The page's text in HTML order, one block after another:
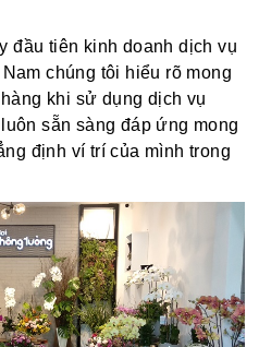
đầu tiên kinh doanh dịch vụ
chúng tôi hiểu rõ mong
khi sử dụng dịch vụ
sẵn sàng đáp ứng mong
định ví trí của mình trong